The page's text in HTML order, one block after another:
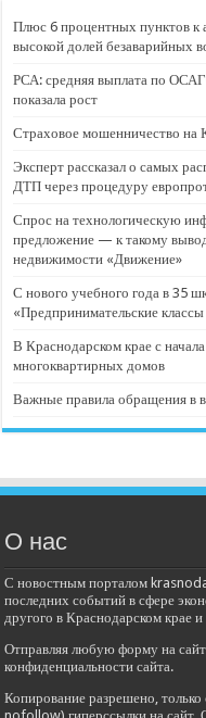
Плюс 6 процентных пунктов к
высокой долей безаварийных
РСА: средняя выплата по
показала рост
Страховое мошенничество на
Эксперт рассказал о самых
ДТП через процедуру
Спрос на технологическую
предложение — к такому
недвижимости «Движение»
С нового учебного года в 35
«Предпринимательские
В Краснодарском крае с
многоквартирных домов
Важные правила обращения в
О нас
С новостным порталом
последних событий в сфере
другого в Краснодарском крае и
Отправляя любую форму на
конфиденциальности сайта.
Копирование разрешено,